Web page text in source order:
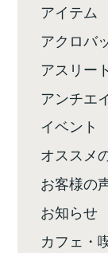
アイテム
アクロバ
アスリート
アンチエ
イベント
オススメ
お客様の
お知らせ
カフェ・